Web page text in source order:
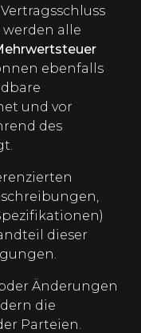
werden alle
ebenfalls
und vor
des
dieser
Änderungen
die
Parteien.